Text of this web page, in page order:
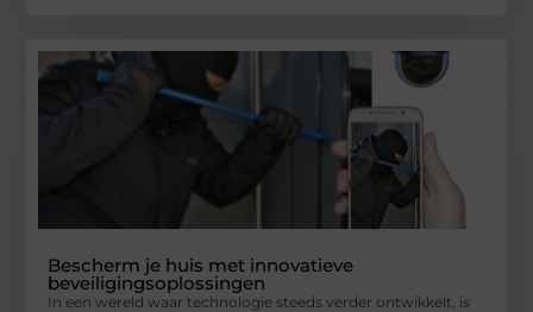
Bescherm je huis met innovatieve
beveiligingsoplossingen
In een wereld waar technologie steeds verder ontwikkelt, is